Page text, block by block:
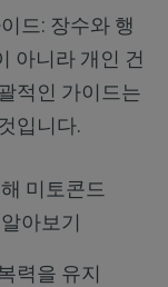
드: 장수와 행
아니라 개인 건
적인 가이드는
입니다.
미토콘드
아보기
력을 유지